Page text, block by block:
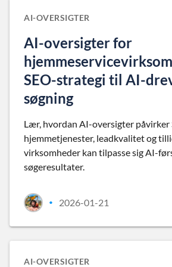
AI-OVERSIGTER
AI-oversigter for
SEO-strategi til AI-
søgning
Lær, hvordan AI-oversigter påvirker
hjemmetjenester, leadkvalitet og
virksomheder kan tilpasse sig AI-
søgeresultater.
• 2026-01-21
AI-OVERSIGTER